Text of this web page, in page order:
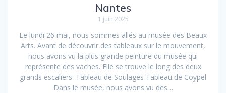
Nantes
1 juin 2025
Le lundi 26 mai, nous sommes allés au musée des Beaux
Arts. Avant de découvrir des tableaux sur le mouvement,
nous avons vu la plus grande peinture du musée qui
représente des vaches. Elle se trouve le long des deux
grands escaliers. Tableau de Soulages Tableau de Coypel
Dans le musée, nous avons vu des…